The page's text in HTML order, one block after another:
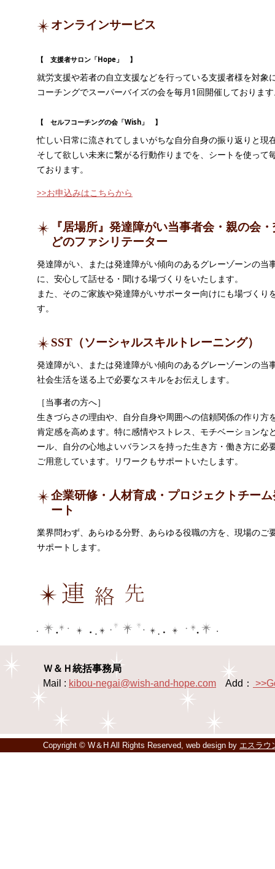
オンラインサービス
【 支援者サロン「Hope」 】
就労支援や若者の自立支援などを行っている支援者様を対象
コーチングでスーパーバイズの会を毎月1回開催しておりま
【 セルフコーチングの会「Wish」 】
忙しい日常に流されてしまいがちな自分自身の振り返りと現
そして欲しい未来に繋がる行動作りまでを、シートを使って
ております。
>>お申込みはこちらから
『居場所』発達障がい当事者会・親の会
どのファシリテーター
発達障がい、または発達障がい傾向のあるグレーゾーンの当
に、安心して話せる・聞ける場づくりをいたします。
また、そのご家族や発達障がいサポーター向けにも場づくり
す。
SST（ソーシャルスキルトレーニング）
発達障がい、または発達障がい傾向のあるグレーゾーンの当
社会生活を送る上で必要なスキルをお伝えします。
［当事者の方へ］
生きづらさの理由や、自分自身や周囲への信頼関係の作り方
肯定感を高めます。特に感情やストレス、モチベーションな
ール、自分の心地よいバランスを持った生き方・働き方に必
ご用意しています。リワークもサポートいたします。
企業研修・人材育成・プロジェクトチー
ート
業界問わず、あらゆる分野、あらゆる役職の方を、現場のご
サポートします。
Ｗ＆Ｈ統括事務局
Mail : kibou-negai@wish-and-hope.com Add：
Copyright © W＆H All Rights Reserved, web design by エスラウ